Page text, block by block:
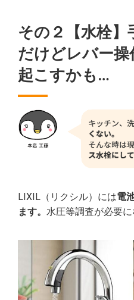
その２【水栓】
だけどレバー操
起こすかも…
LIXIL（リクシル）には電
ます。 水圧等調査が必要